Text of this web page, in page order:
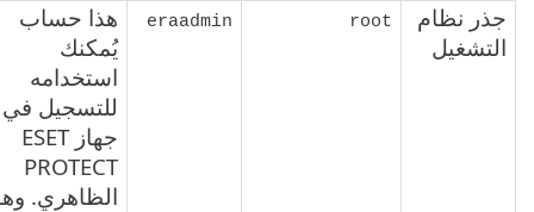
نظام
root
eraadmin
هذا حساب
يُمكنك
استخدامه
للتسجيل في
جهاز ESET
PROTECT
الظاهري. وهو